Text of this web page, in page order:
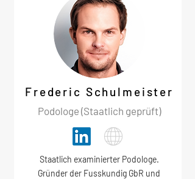
Frederic Schulmeister
Podologe (Staatlich geprüft)
Staatlich examinierter Podologe.
Gründer der Fusskundig GbR und